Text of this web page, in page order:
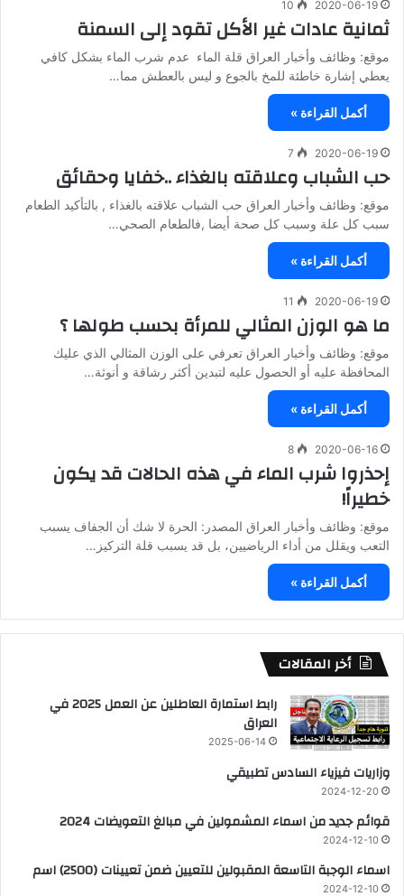
2020-06-19
10
ثمانية عادات غير الأكل تقود إلى السمنة
موقع: وظائف وأخبار العراق قلة الماء عدم شرب الماء بشكل كافي
يعطي إشارة خاطئة للمخ بالجوع و ليس بالعطش مما…
أكمل القراءة »
2020-06-19
7
حب الشباب وعلاقته بالغذاء ..خفايا وحقائق ‎
موقع: وظائف وأخبار العراق حب الشباب علاقته بالغذاء , بالتأكيد الطعام
سبب كل علة وسبب كل صحة أيضا ,فالطعام الصحي…
أكمل القراءة »
2020-06-19
11
ما هو الوزن المثالي للمرأة بحسب طولها ؟
موقع: وظائف وأخبار العراق تعرفي على الوزن المثالي الذي عليك
المحافظة عليه أو الحصول عليه لتبدين أكثر رشاقة و أنوثة…
أكمل القراءة »
2020-06-16
8
إحذروا شرب الماء في هذه الحالات قد يكون
خطيراً!
موقع: وظائف وأخبار العراق المصدر: الحرة لا شك أن الجفاف يسبب
التعب ويقلل من أداء الرياضيين، بل قد يسبب قلة التركيز…
أكمل القراءة »
أخر المقالات
رابط استمارة العاطلين عن العمل 2025 في
العراق
2025-06-14
وزاريات فيزياء السادس تطبيقي
2024-12-20
قوائم جديد من اسماء المشمولين في مبالغ التعويضات 2024
2024-12-10
اسماء الوجبة التاسعة المقبولين للتعيين ضمن تعيينات (2500) اسم
2024-12-10